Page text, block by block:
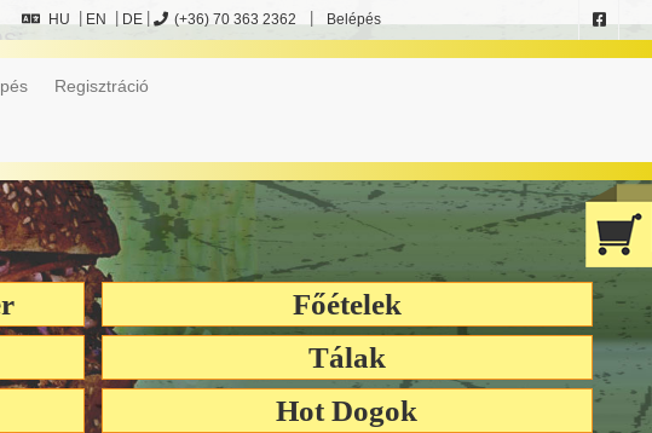
HU EN DE (+36) 70 363 2362 Belépés
Regisztrációköszönjük!
Főételek
Tálak
Hot Dogok